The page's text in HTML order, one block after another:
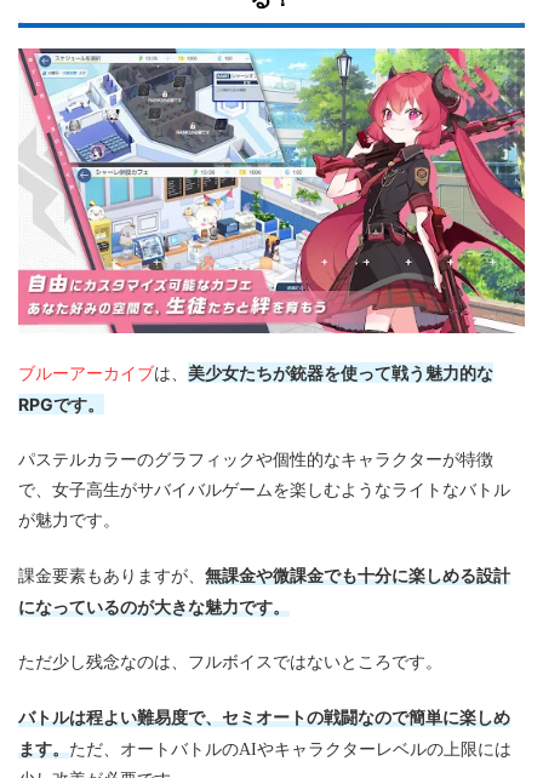
ブルーアーカイブは、 美少女たちが銃器を使って戦う魅力的な
RPGです。
パステルカラーのグラフィックや個性的なキャラクターが特徴
で、女子高生がサバイバルゲームを楽しむようなライトなバトル
が魅力です。
課金要素もありますが、 無課金や微課金でも十分に楽しめる設計
になっているのが大きな魅力です。
ただ少し残念なのは、フルボイスではないところです。
バトルは程よい難易度で、セミオートの戦闘なので簡単に楽しめ
ます。ただ、オートバトルのAIやキャラクターレベルの上限には